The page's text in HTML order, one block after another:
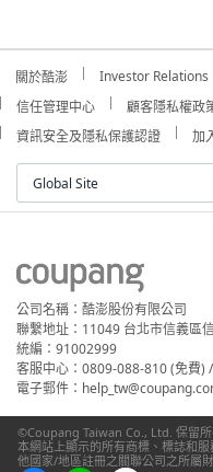
關於酷澎 Investor Relations
信任管理中心
顧客隱私權政
資訊安全及隱私保護認證
加
Global Site
公司名稱：酷澎股份有限公司
聯繫地址：11049 台北市信義區
統編：91002999
客服中心：0809-088-810 (免費)
電子郵件：
©Coupang Taiwan Co., Ltd. 保留所
本網站上顯示的所有商標、標誌和
他國家/地區註冊之關聯公司之所屬財